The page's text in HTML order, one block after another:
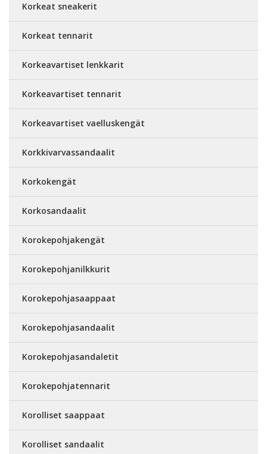
Korkeat sneakerit
Korkeat tennarit
Korkeavartiset lenkkarit
Korkeavartiset tennarit
Korkeavartiset vaelluskengät
Korkkivarvassandaalit
Korkokengät
Korkosandaalit
Korokepohjakengät
Korokepohjanilkkurit
Korokepohjasaappaat
Korokepohjasandaalit
Korokepohjasandaletit
Korokepohjatennarit
Korolliset saappaat
Korolliset sandaalit